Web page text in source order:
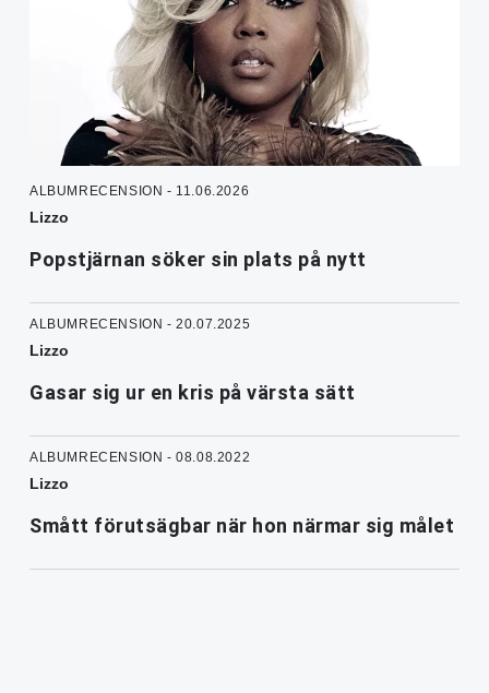
ALBUMRECENSION - 11.06.2026
Lizzo
Popstjärnan söker sin plats på nytt
ALBUMRECENSION - 20.07.2025
Lizzo
Gasar sig ur en kris på värsta sätt
ALBUMRECENSION - 08.08.2022
Lizzo
Smått förutsägbar när hon närmar sig målet